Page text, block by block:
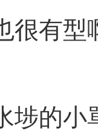
很有型
埗的小